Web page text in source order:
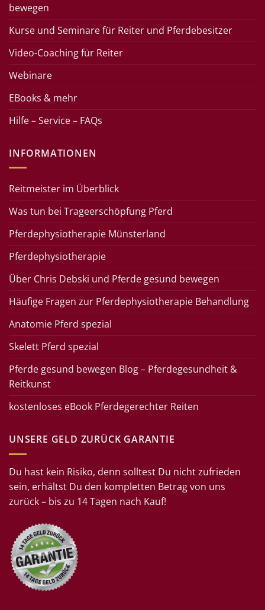
bewegen
Kurse und Seminare für Reiter und Pferdebesitzer
Video-Coaching für Reiter
Webinare
EBooks & mehr
Hilfe – Service – FAQs
INFORMATIONEN
Reitmeister im Überblick
Was tun bei Trageerschöpfung Pferd
Pferdephysiotherapie Münsterland
Pferdephysiotherapie
Über Chris Debski und Pferde gesund bewegen
Häufige Fragen zur Pferdephysiotherapie Behandlung
Anatomie Pferd spezial
Skelett Pferd spezial
Pferde gesund bewegen Blog – Pferdegesundheit &
Reitkunst
kostenloses eBook Pferdegerechter Reiten
UNSERE GELD ZURÜCK GARANTIE
Du hast kein Risiko, denn solltest Du nicht zufrieden
sein, erhältst Du den kompletten Betrag von uns
zurück – bis zu 14 Tagen nach Kauf!